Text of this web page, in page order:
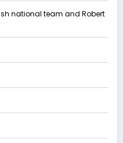
national team and Robert